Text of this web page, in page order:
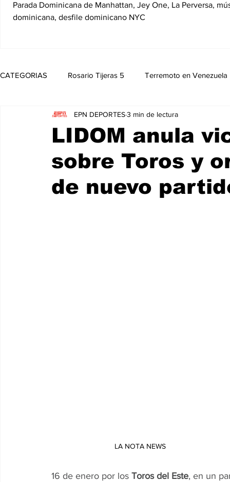
Parada Dominicana de Manhattan, Jey One, La Perversa,
dominicana, desfile dominicano NYC
CATEGORIAS Rosario Tijeras 5 Terremoto en Venezuela
Trump Regresa a La Casa Blanca Opinión
Entretenimiento MedioAmbiente
LIDOM anula
sobre Toros y
de nuevo
EPN DEPORTES3 min de lectura
LA NOTA NEWS
16 de enero por los Toros del Este, en un